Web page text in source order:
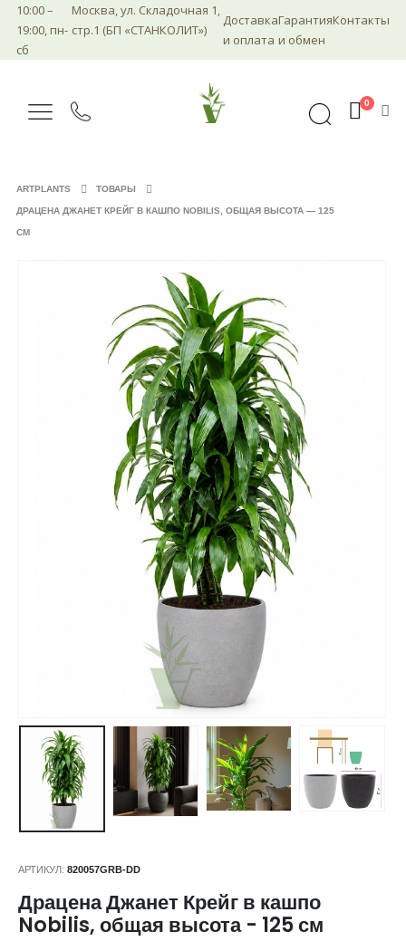
10:00 –
19:00, пн-
сб
Москва, ул. Складочная 1,
стр.1 (БП «СТАНКОЛИТ»)
Доставка
и оплата
Гарантия
и обмен
Контакты
0
ARTPLANTS ТОВАРЫ
ДРАЦЕНА ДЖАНЕТ КРЕЙГ В КАШПО NOBILIS, ОБЩАЯ ВЫСОТА — 125
СМ
АРТИКУЛ: 820057GRB-DD
Драцена Джанет Крейг в кашпо
Nobilis, общая высота - 125 см